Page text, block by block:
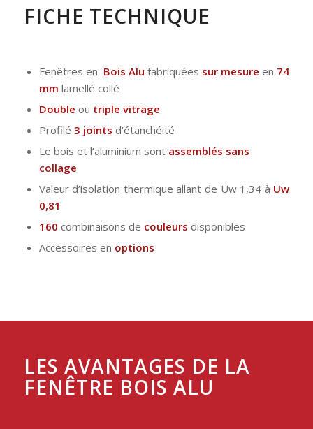
FICHE TECHNIQUE
Fenêtres en Bois Alufabriquées sur mesure en 74
mm lamellé collé
Double ou triple vitrage
Profilé 3 joints d’étanchéité
Le bois et l’aluminium sont assemblés sans
collage
Valeur d’isolation thermique allant de Uw 1,34 à Uw
0,81
160 combinaisons de couleurs disponibles
Accessoires en options
LES AVANTAGES DE LA
FENÊTRE BOIS ALU